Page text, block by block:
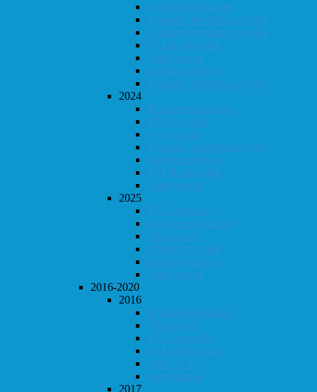
Klubbmesterskapet
Konrad Timestrening (vår)
Klubbmesterskap Lynsjakk
KM Hurtigsjakk
Høst-konrad
Høstturneringen
Konrad Timestrening (høst)
2024
Klubbmesterskapet
KM Lynsjakk
Vår-konrad
Konrad Timestrening (vår)
Høstturneringen
KM Hurtigsjakk
Høst-konrad
2025
KM Lynsjakk
Klubbmesterskapet
Vår-konrad
KM Hurtigsjakk
Høstturneringen
Høst-konrad
2016-2020
2016
Klubbmesterskapet
Vår-konrad
KM i lynsjakk
KM i hurtigsjakk
Follo 20 år
Høst-konrad
2017